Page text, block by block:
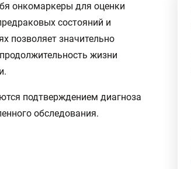
онкомаркеры для оценки
состояний и
позволяет значительно
жизни
подтверждением диагноза
обследования.